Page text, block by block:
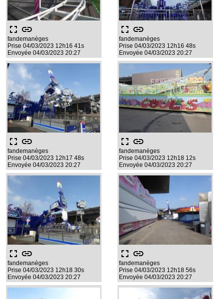
fullscreen link
fandemanèges
Prise 04/03/2023 12h16 41s
Envoyée 04/03/2023 20:27
fullscreen link
fandemanèges
Prise 04/03/2023 12h16 48s
Envoyée 04/03/2023 20:27
fullscreen link
fandemanèges
Prise 04/03/2023 12h17 48s
Envoyée 04/03/2023 20:27
fullscreen link
fandemanèges
Prise 04/03/2023 12h18 12s
Envoyée 04/03/2023 20:27
fullscreen link
fandemanèges
Prise 04/03/2023 12h18 30s
Envoyée 04/03/2023 20:27
fullscreen link
fandemanèges
Prise 04/03/2023 12h18 56s
Envoyée 04/03/2023 20:27